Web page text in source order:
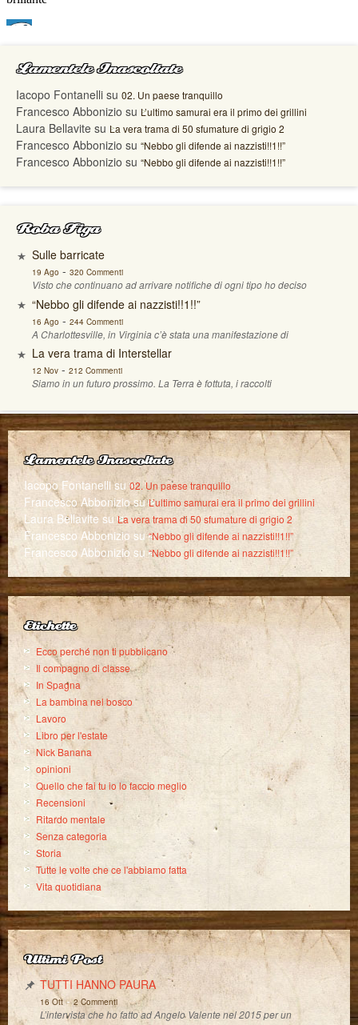
Lamentele Inascoltate
Iacopo Fontanelli su 02. Un paese tranquillo
Francesco Abbonizio su L’ultimo samurai era il primo dei grillini
Laura Bellavite su La vera trama di 50 sfumature di grigio 2
Francesco Abbonizio su “Nebbo gli difende ai nazzisti!!1!!”
Francesco Abbonizio su “Nebbo gli difende ai nazzisti!!1!!”
Roba Figa
Sulle barricate
19 Ago - 320 Commenti
Visto che continuano ad arrivare notifiche di ogni tipo ho deciso
“Nebbo gli difende ai nazzisti!!1!!”
16 Ago - 244 Commenti
A Charlottesville, in Virginia c’è stata una manifestazione di
La vera trama di Interstellar
12 Nov- 212 Commenti
Siamo in un futuro prossimo. La Terra è fottuta, i raccolti
Lamentele Inascoltate
Iacopo Fontanellisu02. Un paese tranquillo
Francesco AbboniziosuL’ultimo samurai era il primo dei grillini
Laura Bellavite su La vera trama di 50 sfumature di grigio 2
Francesco Abbonizio su“Nebbo gli difende ai nazzisti!!1!!”
Francesco Abbonizio su“Nebbo gli difende ai nazzisti!!1!!”
Etichette
Ecco perché non ti pubblicano
Il compagno di classe
In Spagna
La bambina nel bosco
Lavoro
Libro per l'estate
Nick Banana
opinioni
Quello che fai tu io lo faccio meglio
Recensioni
Ritardo mentale
Senza categoria
Storia
Tutte le volte che ce l'abbiamo fatta
Vita quotidiana
Ultimi Post
TUTTI HANNO PAURA
16 Ott-2 Commenti
L’intervista che ho fatto ad Angelo Valente nel 2015 per un